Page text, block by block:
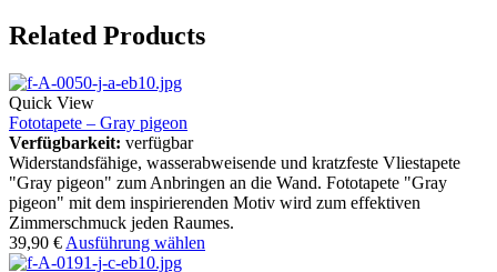
Related Products
Quick View
Fototapete – Gray pigeon
Verfügbarkeit: verfügbar
Widerstandsfähige, wasserabweisende und kratzfeste Vliestapete
"Gray pigeon" zum Anbringen an die Wand. Fototapete "Gray
pigeon" mit dem inspirierenden Motiv wird zum effektiven
Zimmerschmuck jeden Raumes.
39,90 € Ausführung wählen